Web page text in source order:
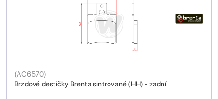
Brzdové destičky Brenta sintrované (HH) - zadní
(AC6570)